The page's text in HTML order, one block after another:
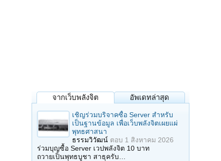
จากเว็บพลังจิต อัพเดทล่าสุด
เชิญร่วมบริจาคซื้อ Server สำหรับ
เป็นฐานข้อมูล เพื่อเว็บพลังจิตเผยแผ่
พุทธศาสนา
ธรรมวิวัฒน์ ตอบ 1 สิงหาคม 2026
ร่วมบุญซื้อ Server เวปพลังจิต 10 บาท
ถวายเป็นพุทธบูชา สาธุครับ…